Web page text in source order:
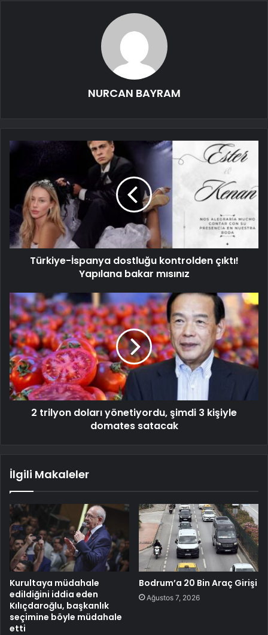
NURCAN BAYRAM
Türkiye-İspanya dostluğu kontrolden çıktı!
Yapılana bakar mısınız
2 trilyon doları yönetiyordu, şimdi 3 kişiyle
domates satacak
İlgili Makaleler
Kurultaya müdahale
edildiğini iddia eden
Kılıçdaroğlu, başkanlık
seçimine böyle müdahale
etti
Bodrum’a 20 Bin Araç Girişi
Ağustos 7, 2026